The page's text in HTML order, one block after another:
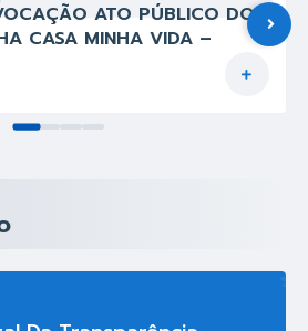
ATO PÚBLICO DO
CASA MINHA VIDA –